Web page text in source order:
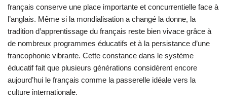
français conserve une place importante et concurrentielle face à
l’anglais. Même si la mondialisation a changé la donne, la
tradition d’apprentissage du français reste bien vivace grâce à
de nombreux programmes éducatifs et à la persistance d’une
francophonie vibrante. Cette constance dans le système
éducatif fait que plusieurs générations considèrent encore
aujourd’hui le français comme la passerelle idéale vers la
culture internationale.